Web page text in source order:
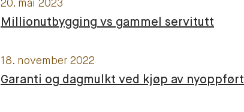
20. mai 2023
Millionutbygging vs gammel servitutt
18. november 2022
Garanti og dagmulkt ved kjøp av